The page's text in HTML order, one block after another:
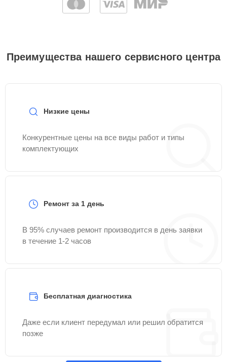
Преимущества нашего сервисного центра
Низкие цены
Конкурентные цены на все виды работ и типы
комплектующих
Ремонт за 1 день
В 95% случаев ремонт производится в день заявки
в течение 1-2 часов
Бесплатная диагностика
Даже если клиент передумал или решил обратится
позже